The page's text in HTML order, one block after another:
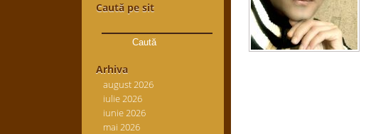
Caută pe sit
după:
Arhiva
august 2026
iulie 2026
iunie 2026
mai 2026